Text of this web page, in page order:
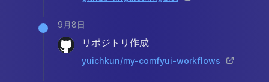
9月8日
リポジトリ作成
yuichkun/my-comfyui-workflows